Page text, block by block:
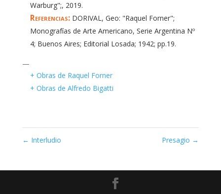
Warburg";, 2019.
Referencias:DORIVAL, Geo: "Raquel Forner";
Monografías de Arte Americano, Serie Argentina Nº
4; Buenos Aires; Editorial Losada; 1942; pp.19.
—
+ Obras de Raquel Forner
+ Obras de Alfredo Bigatti
← Interludio Presagio →